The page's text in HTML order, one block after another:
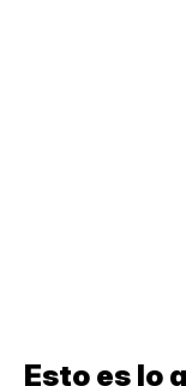
Esto es lo